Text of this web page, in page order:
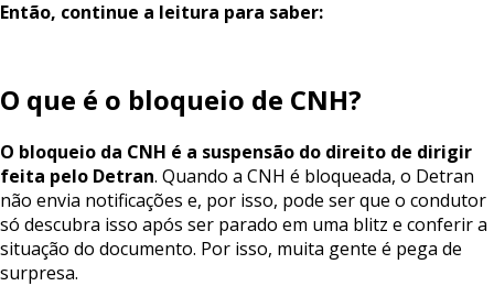
Então, continue a leitura para saber:
O que é o bloqueio de CNH?
O bloqueio da CNH é a suspensão do direito de dirigir
feita pelo Detran. Quando a CNH é bloqueada, o Detran
não envia notificações e, por isso, pode ser que o condutor
só descubra isso após ser parado em uma blitz e conferir a
situação do documento. Por isso, muita gente é pega de
surpresa.